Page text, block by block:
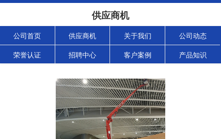
供应商机
公司首页 供应商机 关于我们 公司动态
荣誉认证 招聘中心 客户案例 产品知识